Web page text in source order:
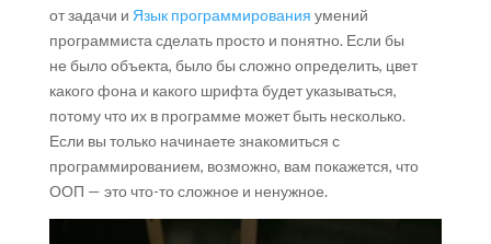
от задачи и Язык программирования умений
программиста сделать просто и понятно. Если бы
не было объекта, было бы сложно определить, цвет
какого фона и какого шрифта будет указываться,
потому что их в программе может быть несколько.
Если вы только начинаете знакомиться с
программированием, возможно, вам покажется, что
ООП — это что-то сложное и ненужное.